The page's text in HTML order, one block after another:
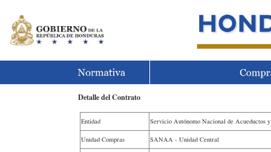
Detalle del Contrato
Entidad Servicio Autónomo Nacional de
Unidad Compras SANAA - Unidad Central